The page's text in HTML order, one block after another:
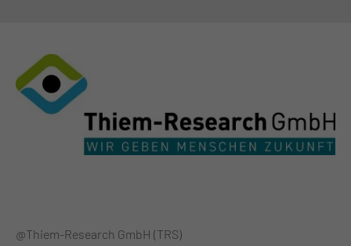
@Thiem-Research GmbH (TRS)